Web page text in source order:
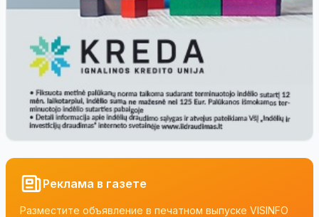
Реклама в газете
Разместите объявление в печатном выпуске VISINFO